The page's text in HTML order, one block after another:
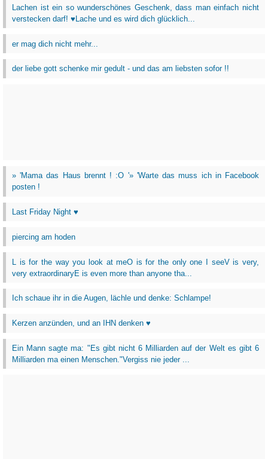
Lachen ist ein so wunderschönes Geschenk, dass man einfach nicht
verstecken darf! ♥Lache und es wird dich glücklich...
er mag dich nicht mehr...
der liebe gott schenke mir gedult - und das am liebsten sofor !!
» 'Mama das Haus brennt ! :O '» 'Warte das muss ich in Facebook
posten !
Last Friday Night ♥
piercing am hoden
L is for the way you look at meO is for the only one I seeV is very,
very extraordinaryE is even more than anyone tha...
Ich schaue ihr in die Augen, lächle und denke: Schlampe!
Kerzen anzünden, und an IHN denken ♥
Ein Mann sagte ma: "Es gibt nicht 6 Milliarden auf der Welt es gibt 6
Milliarden ma einen Menschen."Vergiss nie jeder ...